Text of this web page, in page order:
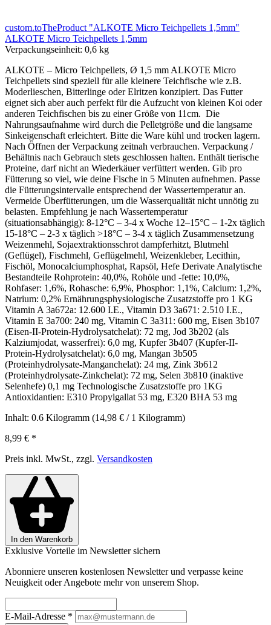
custom.toTheProduct "ALKOTE Micro Teichpellets 1,5mm"
ALKOTE Micro Teichpellets 1,5mm
Verpackungseinheit: 0,6 kg
ALKOTE – Micro Teichpellets, Ø 1,5 mm ALKOTE Micro
Teichpellets sind speziell für alle kleinere Teichfische wie z.B.
Moderlieschen, Bitterlinge oder Elritzen konzipiert. Das Futter
eignet sich aber auch perfekt für die Aufzucht von kleinen Koi oder
anderen Teichfischen bis zu einer Größe von 11cm. Die
Nahrungsaufnahme wird durch die Pelletgröße und die langsame
Sinkeigenschaft erleichtert. Bitte die Ware kühl und trocken lagern.
Nach Öffnen der Verpackung zeitnah verbrauchen. Verpackung /
Behältnis nach Gebrauch stets geschlossen halten. Enthält tierische
Proteine, darf nicht an Wiederkäuer verfüttert werden. Gib pro
Fütterung so viel, wie deine Fische in 5 Minuten aufnehmen. Passe
die Fütterungsintervalle entsprechend der Wassertemperatur an.
Vermeide Überfütterungen, um die Wasserqualität nicht unnötig zu
belasten. Empfehlung je nach Wassertemperatur
(situationsabhängig): 8-12°C – 3-4 x Woche 12–15°C – 1-2x täglich
15-18°C – 2-3 x täglich >18°C – 3-4 x täglich Zusammensetzung
Weizenmehl, Sojaextraktionsschrot dampferhitzt, Blutmehl
(Geflügel), Fischmehl, Geflügelmehl, Weizenkleber, Lecithin,
Fischöl, Monocalciumphosphat, Rapsöl, Hefe Derivate Analytische
Bestandteile Rohprotein: 40,0%, Rohöle und -fette: 10,0%,
Rohfaser: 1,6%, Rohasche: 6,9%, Phosphor: 1,1%, Calcium: 1,2%,
Natrium: 0,2% Ernährungsphysiologische Zusatzstoffe pro 1 KG
Vitamin A 3a672a: 12.600 I.E., Vitamin D3 3a671: 2.510 I.E.,
Vitamin E 3a700: 240 mg, Vitamin C 3a311: 600 mg, Eisen 3b107
(Eisen-II-Protein-Hydrolysatchelat): 72 mg, Jod 3b202 (als
Kalziumjodat, wasserfrei): 6,0 mg, Kupfer 3b407 (Kupfer-II-
Protein-Hydrolysatchelat): 6,0 mg, Mangan 3b505
(Proteinhydrolysate-Manganchelat): 24 mg, Zink 3b612
(Proteinhydrolysate-Zinkchelat): 72 mg, Selen 3b810 (inaktive
Selenhefe) 0,1 mg Technologische Zusatzstoffe pro 1KG
Antioxidantien: E310 Propylgallat 53 mg, E320 BHA 53 mg
Inhalt: 0.6 Kilogramm (14,98 € / 1 Kilogramm)
8,99 € *
Preis inkl. MwSt., zzgl. Versandkosten
In den Warenkorb
Exklusive Vorteile im Newsletter sichern
Abonniere unseren kostenlosen Newsletter und verpasse keine
Neuigkeit oder Angebote mehr von unserem Shop.
E-Mail-Adresse *